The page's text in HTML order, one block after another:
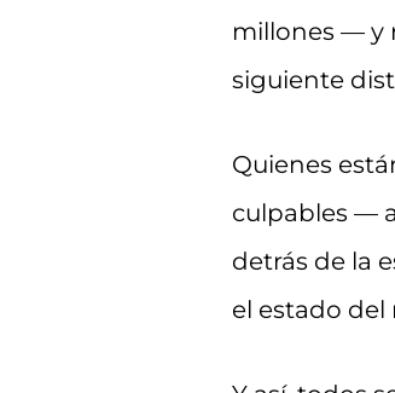
millones — y
siguiente
Quienes
culpables —
detrás de la
el estado